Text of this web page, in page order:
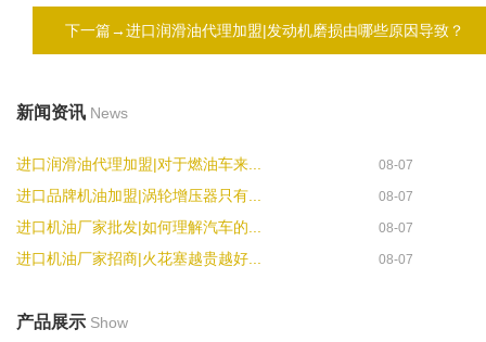
下一篇→进口润滑油代理加盟|发动机磨损由哪些原因导致？
新闻资讯 News
进口润滑油代理加盟|对于燃油车来... 08-07
进口品牌机油加盟|涡轮增压器只有... 08-07
进口机油厂家批发|如何理解汽车的... 08-07
进口机油厂家招商|火花塞越贵越好... 08-07
产品展示 Show